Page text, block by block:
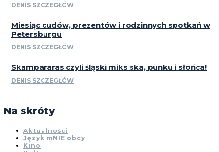
DENIS SZCZEGŁÓW
Miesiąc cudów, prezentów i rodzinnych spotkań w
Petersburgu
DENIS SZCZEGŁÓW
Skampararas czyli śląski miks ska, punku i słońca!
DENIS SZCZEGŁÓW
Na skróty
Aktualności
Język mNIE obcy
Kino